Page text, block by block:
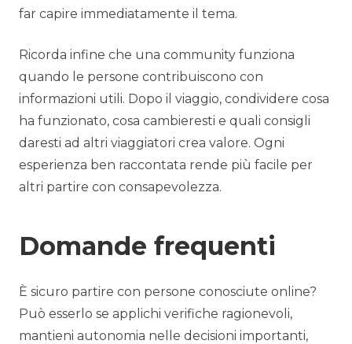
far capire immediatamente il tema.
Ricorda infine che una community funziona
quando le persone contribuiscono con
informazioni utili. Dopo il viaggio, condividere cosa
ha funzionato, cosa cambieresti e quali consigli
daresti ad altri viaggiatori crea valore. Ogni
esperienza ben raccontata rende più facile per
altri partire con consapevolezza.
Domande frequenti
È sicuro partire con persone conosciute online?
Può esserlo se applichi verifiche ragionevoli,
mantieni autonomia nelle decisioni importanti,